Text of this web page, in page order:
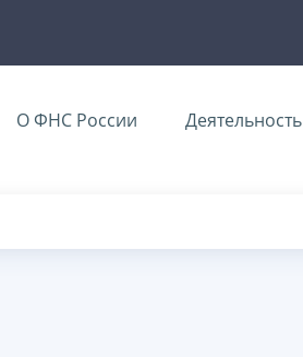
О ФНС России Деятельность